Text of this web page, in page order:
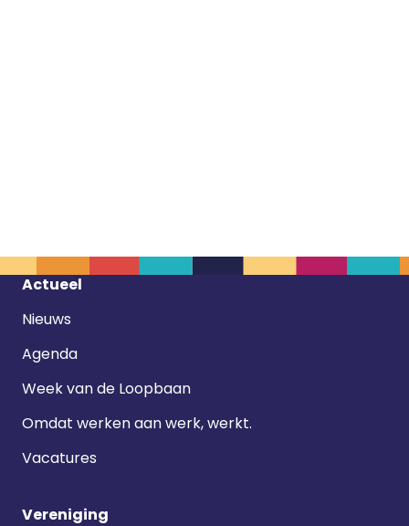
Footer
Actueel
Nieuws
Agenda
Week van de Loopbaan
Omdat werken aan werk, werkt.
Vacatures
Vereniging